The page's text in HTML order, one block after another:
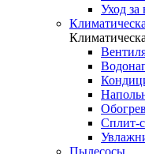
Уход
Сплит-
Пылесосы